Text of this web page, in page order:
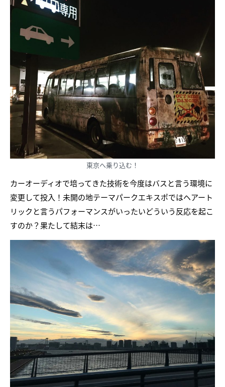
東京へ乗り込む！
カーオーディオで培ってきた技術を今度はバスと言う環境に
変更して投入！未開の地テーマパークエキスポではヘアート
リックと言うパフォーマンスがいったいどういう反応を起こ
すのか？果たして結末は…